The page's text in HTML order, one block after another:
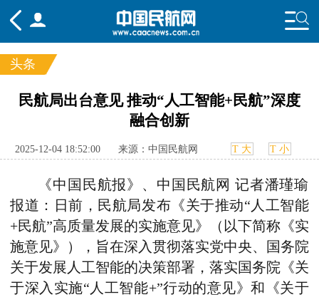
频道
国内
航图 智库 专题 舆情
头条
民航局出台意见 推动“人工智能+民航”深度
融合创新
2025-12-04 18:52:00 来源：中国民航网 T 大 T 小
《中国民航报》、中国民航网 记者潘瑾瑜
报道：日前，民航局发布《关于推动“人工智能
+民航”高质量发展的实施意见》（以下简称《实
施意见》），旨在深入贯彻落实党中央、国务院
关于发展人工智能的决策部署，落实国务院《关
于深入实施“人工智能+”行动的意见》和《关于